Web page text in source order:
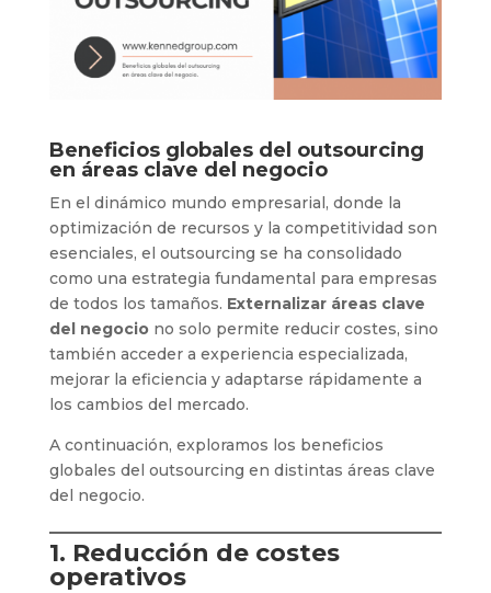
Beneficios globales del outsourcing
en áreas clave del negocio
En el dinámico mundo empresarial, donde la
optimización de recursos y la competitividad son
esenciales, el outsourcing se ha consolidado
como una estrategia fundamental para empresas
de todos los tamaños. Externalizar áreas clave
del negociono solo permite reducir costes, sino
también acceder a experiencia especializada,
mejorar la eficiencia y adaptarse rápidamente a
los cambios del mercado.
A continuación, exploramos los beneficios
globales del outsourcing en distintas áreas clave
del negocio.
1. Reducción de costes
operativos